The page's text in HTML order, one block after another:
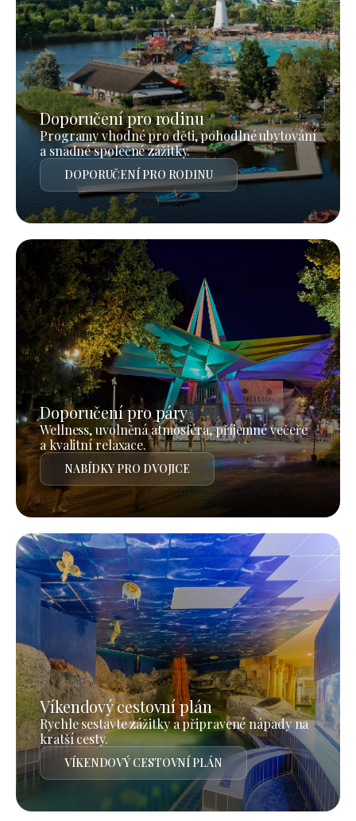
Doporučení pro rodinu
Programy vhodné pro děti, pohodlné ubytování
a snadné společné zážitky.
DOPORUČENÍ PRO RODINU
Doporučení pro páry
Wellness, uvolněná atmosféra, příjemné večeře
a kvalitní relaxace.
NABÍDKY PRO DVOJICE
Víkendový cestovní plán
Rychle sestavte zážitky a připravené nápady na
kratší cesty.
VÍKENDOVÝ CESTOVNÍ PLÁN